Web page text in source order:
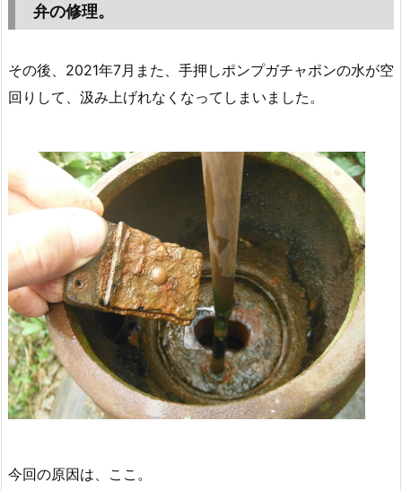
弁の修理。
その後、2021年7月また、手押しポンプガチャポンの水が空
回りして、汲み上げれなくなってしまいました。
今回の原因は、ここ。